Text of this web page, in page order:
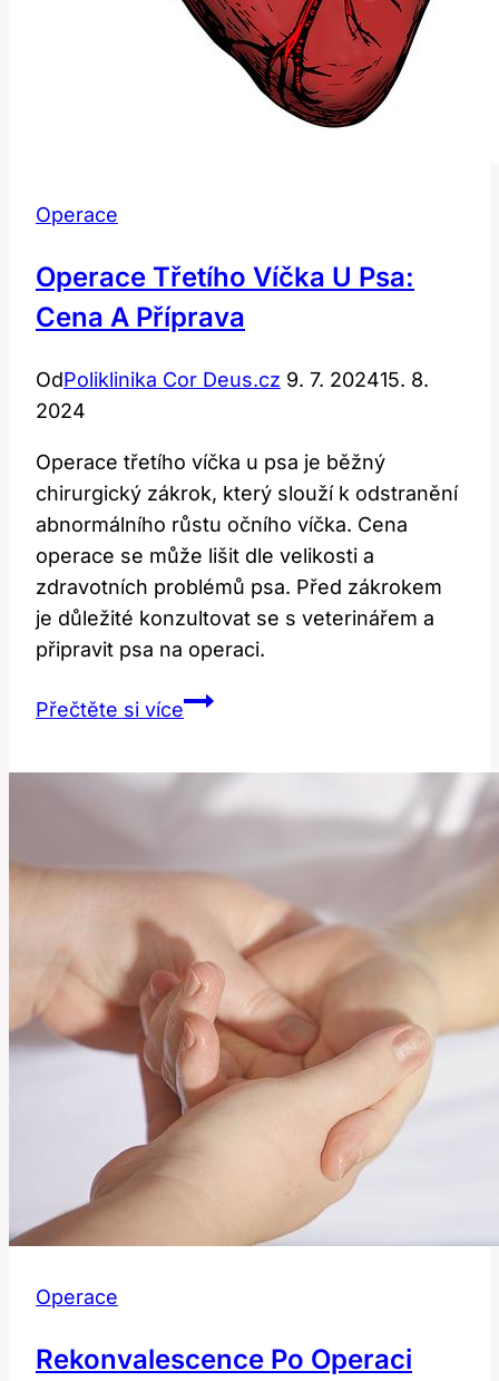
Operace
Operace Třetího Víčka U Psa:
Cena A Příprava
OdPoliklinika Cor Deus.cz 9. 7. 202415. 8.
2024
Operace třetího víčka u psa je běžný
chirurgický zákrok, který slouží k odstranění
abnormálního růstu očního víčka. Cena
operace se může lišit dle velikosti a
zdravotních problémů psa. Před zákrokem
je důležité konzultovat se s veterinářem a
připravit psa na operaci.
Přečtěte si víceOperace
Operace
Rekonvalescence Po Operaci